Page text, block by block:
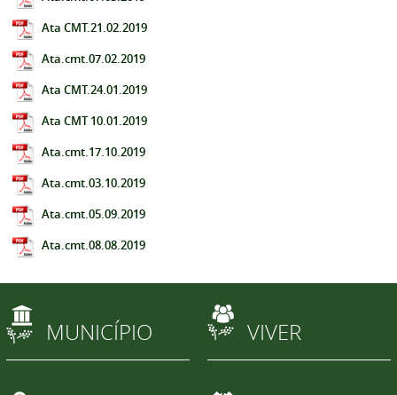
Ata CMT.21.02.2019
Ata.cmt.07.02.2019
Ata CMT.24.01.2019
Ata CMT 10.01.2019
Ata.cmt.17.10.2019
Ata.cmt.03.10.2019
Ata.cmt.05.09.2019
Ata.cmt.08.08.2019
MUNICÍPIO VIVER